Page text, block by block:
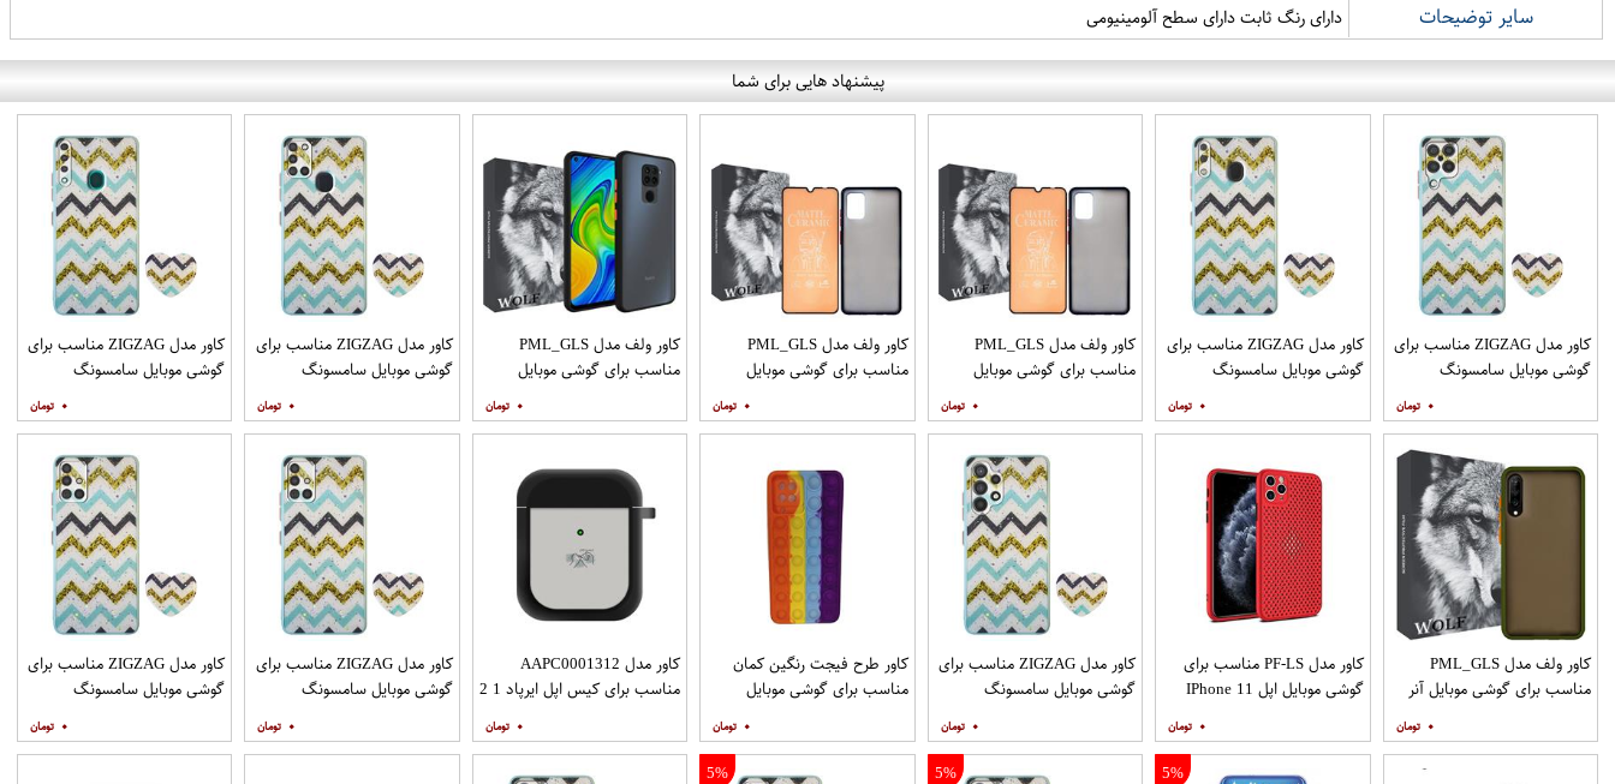
سایر توضیحات دارای رنگ ثابت دارای سطح آلومینیومی
پیشنهاد هایی برای شما
کاور مدل ZIGZAG مناسب برای
گوشی موبایل سامسونگ
نگهدارنده
۰
کاور مدل ZIGZAG مناسب برای
گوشی موبایل سامسونگ
همراه پایه نگهدارنده
۰
کاور ولف مدل PML_GLS
مناسب برای گوشی موبایل
همراه محافظ صفحه نمایش
۰
کاور ولف مدل PML_GLS
مناسب برای گوشی موبایل
همراه محافظ صفحه نمایش
۰
کاور ولف مدل PML_GLS
مناسب برای گوشی موبایل
۰
کاور مدل ZIGZAG مناسب برای
گوشی موبایل سامسونگ
نگهدارنده
۰
کاور مدل ZIGZAG مناسب برای
گوشی موبایل سامسونگ
نگهدارنده
۰
کاور ولف مدل PML_GLS
مناسب برای گوشی موبایل آنر
۰
کاور مدل PF-LS مناسب برای
گوشی موبایل اپل IPhone 11
۰
کاور مدل ZIGZAG مناسب برای
گوشی موبایل سامسونگ
نگهدارنده
۰
کاور طرح فیجت رنگین کمان
مناسب برای گوشی موبایل
۰
کاور مدل AAPC0001312
مناسب برای کیس اپل ایرپاد 1 2
۰
کاور مدل ZIGZAG مناسب برای
گوشی موبایل سامسونگ
نگهدارنده
۰
کاور مدل ZIGZAG مناسب برای
گوشی موبایل سامسونگ
نگهدارنده
۰
5%
5%
5%